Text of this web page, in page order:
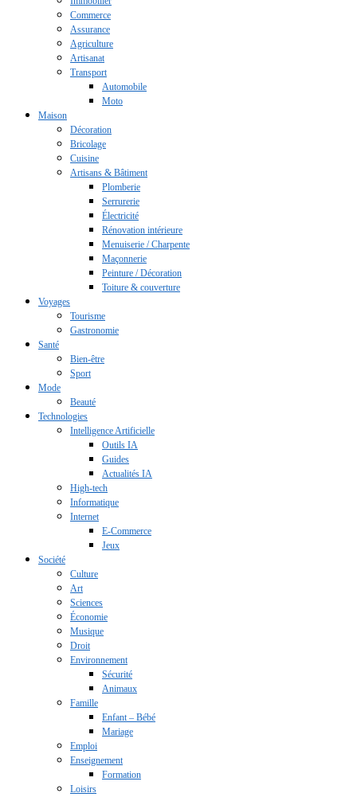
Commerce
Assurance
Agriculture
Artisanat
Transport
Automobile
Moto
Maison
Décoration
Bricolage
Cuisine
Artisans & Bâtiment
Plomberie
Serrurerie
Électricité
Rénovation intérieure
Menuiserie / Charpente
Maçonnerie
Peinture / Décoration
Toiture & couverture
Voyages
Tourisme
Gastronomie
Santé
Bien-être
Sport
Mode
Beauté
Technologies
Intelligence Artificielle
Outils IA
Guides
Actualités IA
High-tech
Informatique
Internet
E-Commerce
Jeux
Société
Culture
Art
Sciences
Économie
Musique
Droit
Environnement
Sécurité
Animaux
Famille
Enfant – Bébé
Mariage
Emploi
Enseignement
Formation
Loisirs